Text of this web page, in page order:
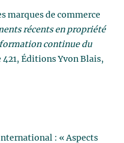
marques de commerce
récents en propriété
continue du
421, Éditions Yvon Blais,
: « Aspects